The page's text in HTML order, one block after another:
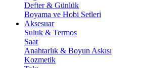
Defter & Günlük
Boyama ve Hobi Setleri
Aksesuar
Suluk & Termos
Saat
Anahtarlık & Boyun Askısı
Kozmetik